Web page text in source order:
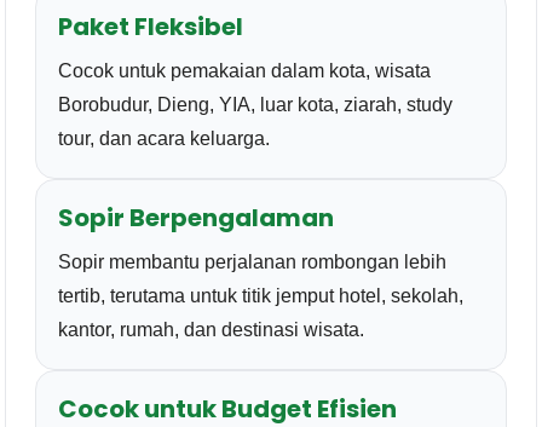
Paket Fleksibel
Cocok untuk pemakaian dalam kota, wisata
Borobudur, Dieng, YIA, luar kota, ziarah, study
tour, dan acara keluarga.
Sopir Berpengalaman
Sopir membantu perjalanan rombongan lebih
tertib, terutama untuk titik jemput hotel, sekolah,
kantor, rumah, dan destinasi wisata.
Cocok untuk Budget Efisien